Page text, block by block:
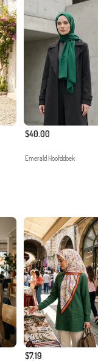
$40.00
Emerald Hoofddoek
$7.19